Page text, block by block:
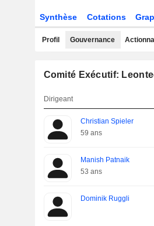
Synthèse Cotations
Profil Gouvernance
Comité Exécutif:
Dirigeant
Christian Spieler
59 ans
Manish Patnaik
53 ans
Dominik Ruggli